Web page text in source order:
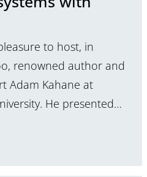
to host, in
renowned author and
Adam Kahane at
He presented…